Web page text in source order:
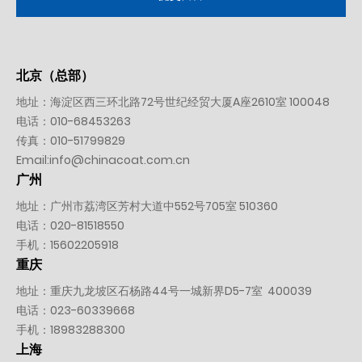
北京（总部）
地址：海淀区西三环北路72号世纪经贸大厦A座2610室 100048
电话： 010-68453263
传真：010-51799829
Email:info@chinacoat.com.cn
广州
地址：广州市荔湾区芳村大道中552号705室 510360
电话： 020-81518550
手机： 15602205918
重庆
地址：重庆九龙坡区石杨路44号一城新界D5-7室 400039
电话： 023-60339668
手机： 18983288300
上海